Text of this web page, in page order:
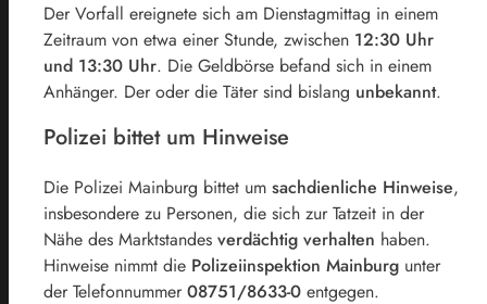
Der Vorfall ereignete sich am Dienstagmittag in einem
Zeitraum von etwa einer Stunde, zwischen 12:30 Uhr
und 13:30 Uhr. Die Geldbörse befand sich in einem
Anhänger. Der oder die Täter sind bislang unbekannt.
Polizei bittet um Hinweise
Die Polizei Mainburg bittet um sachdienliche Hinweise,
insbesondere zu Personen, die sich zur Tatzeit in der
Nähe des Marktstandes verdächtig verhalten haben.
Hinweise nimmt die Polizeiinspektion Mainburg unter
der Telefonnummer 08751/8633-0 entgegen.